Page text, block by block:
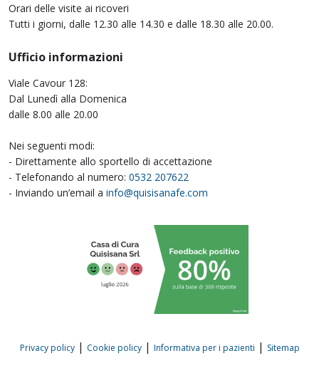
Orari delle visite ai ricoveri
Tutti i giorni, dalle 12.30 alle 14.30 e dalle 18.30 alle 20.00.
Ufficio informazioni
Viale Cavour 128:
Dal Lunedì alla Domenica
dalle 8.00 alle 20.00
Nei seguenti modi:
- Direttamente allo sportello di accettazione
- Telefonando al numero: 0532 207622
- Inviando un’email a info@quisisanafe.com
Privacy policy| Cookie policy| Informativa per i pazienti | Sitemap